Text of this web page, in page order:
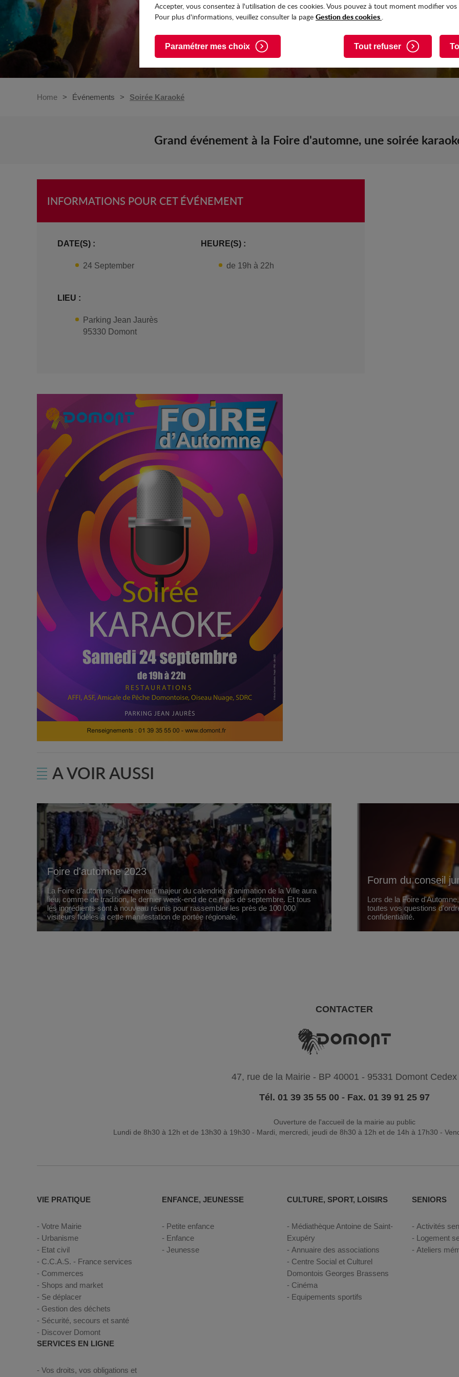
Accepter, vous consentez à l'utilisation de ces cookies. Vous pouvez à tout moment modifier vos
Pour plus d'informations, veuillez consulter la page Gestion des cookies .
Paramétrer mes choix Tout refuser
Home Événements Soirée Karaoké
Grand événement à la Foire d'automne, une soirée
INFORMATIONS POUR CET ÉVÉNEMENT
DATE(S) :
24 September
HEURE(S) :
de 19h à 22h
LIEU :
Parking Jean Jaurès
95330 Domont
A VOIR AUSSI
Foire d'automne 2023
La Foire d’automne, l'événement majeur du calendrier d’animation de la Ville aura
lieu, comme de tradition, le dernier week-end de ce mois de septembre. Et tous
les ingrédients sont à nouveau réunis pour rassembler les près de 100 000
visiteurs fidèles à cette manifestation de portée régionale.
Forum du conseil
Lors de la Foire
toutes vos questions
confidentialité.
CONTACTER
47, rue de la Mairie - BP 40001 - 95331 Domont Cedex
Tél. 01 39 35 55 00 - Fax. 01 39 91 25 97
Ouverture de l'accueil de la mairie au public
Lundi de 8h30 à 12h et de 13h30 à 19h30 - Mardi, mercredi, jeudi de 8h30 à 12h et de 14h à 17h30 -
VIE PRATIQUE
Votre Mairie
Urbanisme
Etat civil
C.C.A.S. - France services
Commerces
Shops and market
Se déplacer
Gestion des déchets
Sécurité, secours et santé
Discover Domont
ENFANCE, JEUNESSE
Petite enfance
Enfance
Jeunesse
CULTURE, SPORT, LOISIRS
Médiathèque Antoine de Saint-
Exupéry
Annuaire des associations
Centre Social et Culturel
Domontois Georges Brassens
Cinéma
Equipements sportifs
SENIORS
Activités
Logement
Ateliers
SERVICES EN LIGNE
Vos droits, vos obligations et